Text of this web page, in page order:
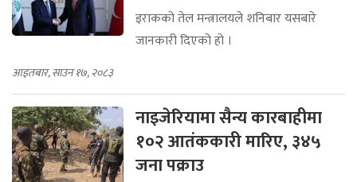
इराकको तेल मन्त्रालयले शनिबार यसबारे
जानकारी दिएको हो ।
आइतबार, साउन १७, २०८३
नाइजेरियामा सैन्य कारबाहीमा
१०२ आतंककारी मारिए, ३४५
जना पक्राउ